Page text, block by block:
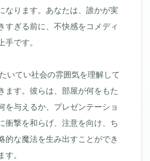
なります。あなたは、誰かが実
すぎる前に、不快感をコメディ
です。
いてい社会の雰囲気を理解して
ます。彼らは、部屋が何をもた
を与えるか、プレゼンテーショ
衝撃を和らげ、注意を向け、ち
的な魔法を生み出すことができ
。